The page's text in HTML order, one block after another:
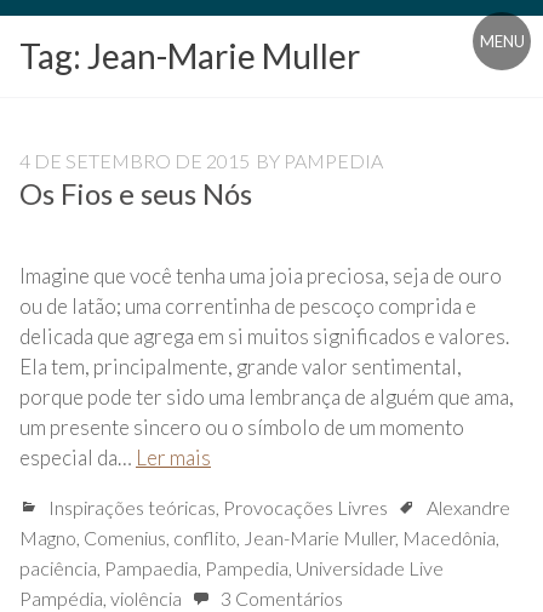
Blog
Universidade
Pampédia
MENU
Tag: Jean-Marie Muller
4 DE SETEMBRO DE 2015 BY PAMPEDIA
Os Fios e seus Nós
Imagine que você tenha uma joia preciosa, seja de ouro
ou de latão; uma correntinha de pescoço comprida e
delicada que agrega em si muitos significados e valores.
Ela tem, principalmente, grande valor sentimental,
porque pode ter sido uma lembrança de alguém que ama,
um presente sincero ou o símbolo de um momento
especial da… Ler mais
Inspirações teóricas, Provocações Livres
Alexandre
Magno, Comenius, conflito, Jean-Marie Muller, Macedônia,
paciência, Pampaedia, Pampedia, Universidade Live
Pampédia, violência
3 Comentários